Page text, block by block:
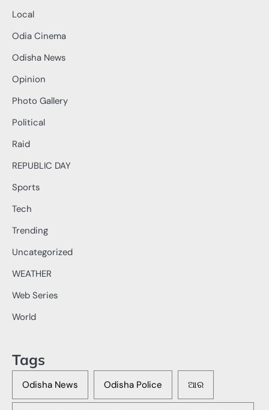
Local
Odia Cinema
Odisha News
Opinion
Photo Gallery
Political
Raid
REPUBLIC DAY
Sports
Tech
Trending
Uncategorized
WEATHER
Web Series
World
Tags
Odisha News Odisha Police ଆର